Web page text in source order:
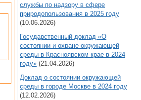
службы по надзору в сфере
природопользования в 2025 году
(10.06.2026)
Государственный доклад «О
состоянии и охране окружающей
среды в Красноярском крае в 2024
году» (21.04.2026)
Доклад о состоянии окружающей
среды в городе Москве в 2024 году
(12.02.2026)